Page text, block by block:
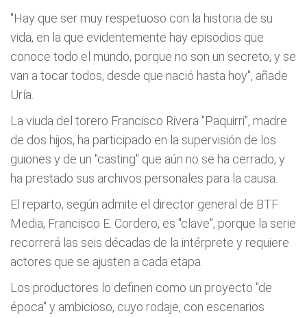
"Hay que ser muy respetuoso con la historia de su
vida, en la que evidentemente hay episodios que
conoce todo el mundo, porque no son un secreto, y se
van a tocar todos, desde que nació hasta hoy", añade
Uría.
La viuda del torero Francisco Rivera "Paquirri", madre
de dos hijos, ha participado en la supervisión de los
guiones y de un "casting" que aún no se ha cerrado, y
ha prestado sus archivos personales para la causa.
El reparto, según admite el director general de BTF
Media, Francisco E. Cordero, es "clave", porque la serie
recorrerá las seis décadas de la intérprete y requiere
actores que se ajusten a cada etapa.
Los productores lo definen como un proyecto "de
época" y ambicioso, cuyo rodaje, con escenarios